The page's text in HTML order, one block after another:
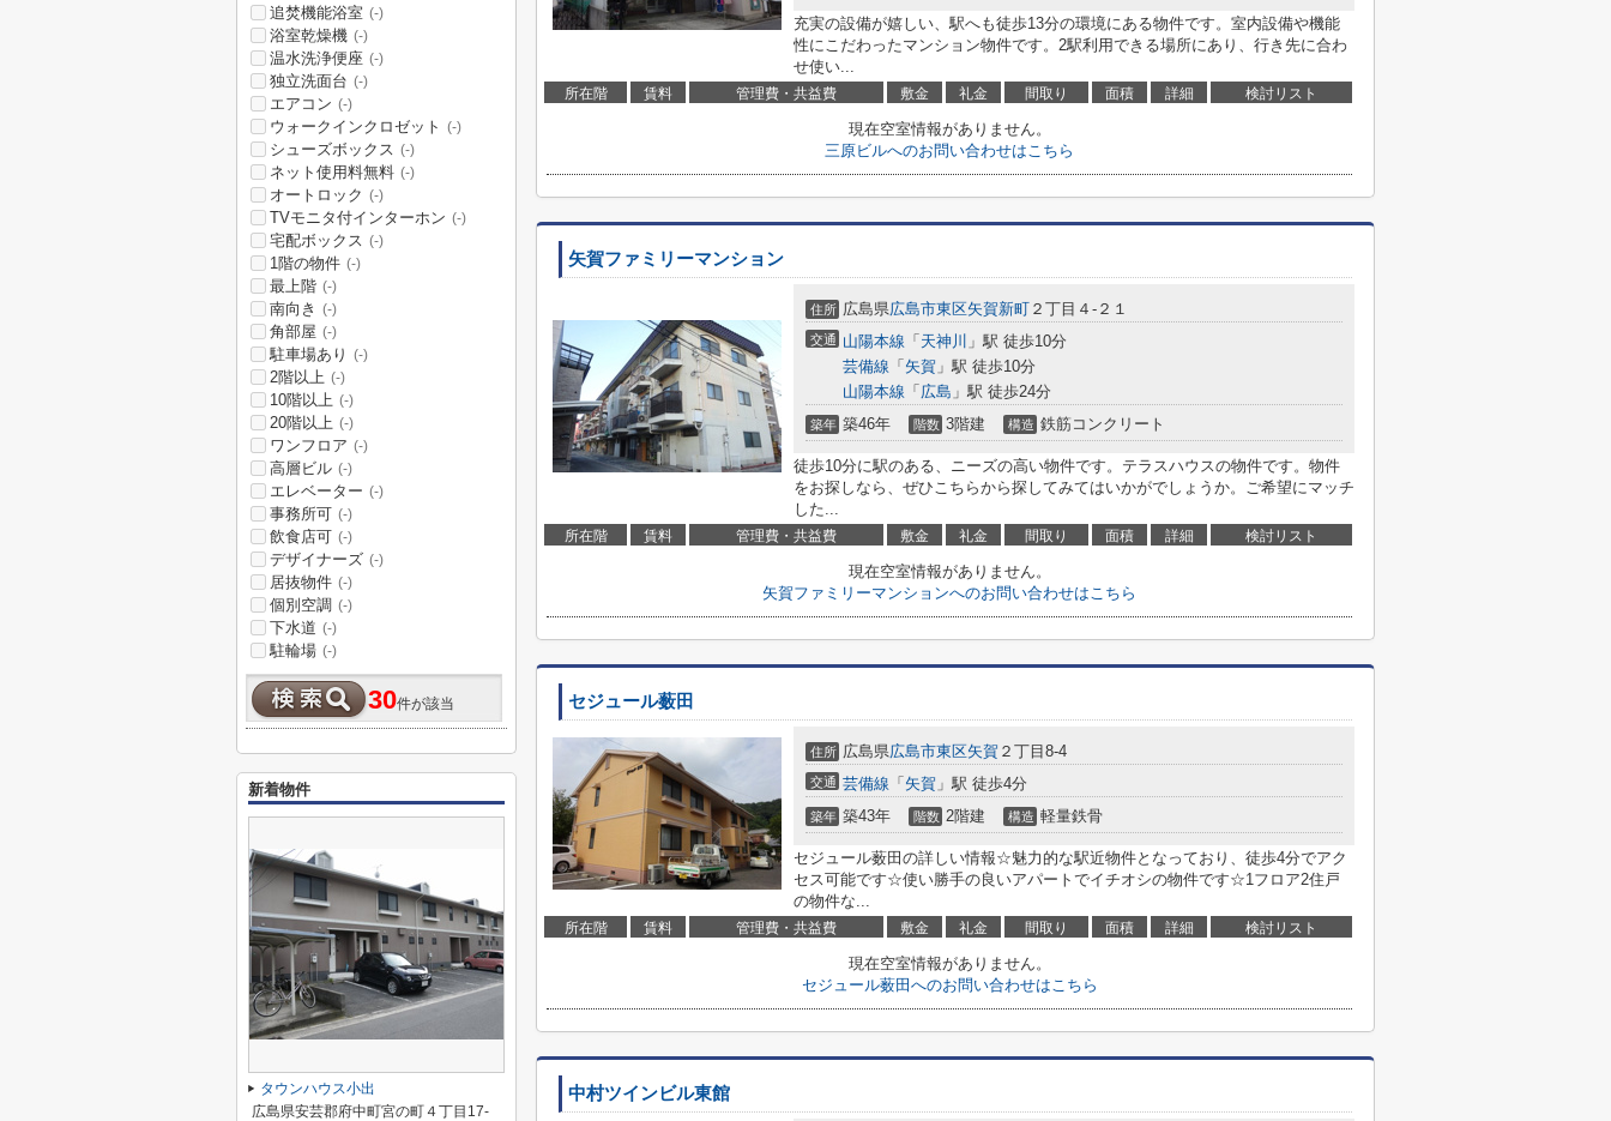
充実の設備が嬉しい、駅へも徒歩13分の環境にある物件です。室内設備や機能
性にこだわったマンション物件です。2駅利用できる場所にあり、行き先に合わ
せ使い...
所在階 賃料 管理費・共益費 敷金 礼金 間取り 面積 詳細 検討リスト
現在空室情報がありません。
三原ビルへのお問い合わせはこちら
矢賀ファミリーマンション
住所 広島県広島市東区矢賀新町 ２丁目４-２１
交通 山陽本線 「 天神川 」駅 徒歩10分
芸備線 「 矢賀 」駅 徒歩10分
山陽本線 「 広島 」駅 徒歩24分
築年 築46年 階数 3階建 構造 鉄筋コンクリート
徒歩10分に駅のある、ニーズの高い物件です。テラスハウスの物件です。物件
をお探しなら、ぜひこちらから探してみてはいかがでしょうか。ご希望にマッチ
した...
所在階 賃料 管理費・共益費 敷金 礼金 間取り 面積 詳細 検討リスト
現在空室情報がありません。
矢賀ファミリーマンションへのお問い合わせはこちら
セジュール薮田
住所 広島県広島市東区矢賀 ２丁目8-4
交通 芸備線 「 矢賀 」駅 徒歩4分
築年 築43年 階数 2階建 構造 軽量鉄骨
セジュール薮田の詳しい情報☆魅力的な駅近物件となっており、徒歩4分でアク
セス可能です☆使い勝手の良いアパートでイチオシの物件です☆1フロア2住戸
の物件な...
所在階 賃料 管理費・共益費 敷金 礼金 間取り 面積 詳細 検討リスト
現在空室情報がありません。
セジュール薮田へのお問い合わせはこちら
中村ツインビル東館
追焚機能浴室 (-)
浴室乾燥機 (-)
温水洗浄便座 (-)
独立洗面台 (-)
エアコン (-)
ウォークインクロゼット (-)
シューズボックス (-)
ネット使用料無料 (-)
オートロック (-)
TVモニタ付インターホン (-)
宅配ボックス (-)
1階の物件 (-)
最上階 (-)
南向き (-)
角部屋 (-)
駐車場あり (-)
2階以上 (-)
10階以上 (-)
20階以上 (-)
ワンフロア (-)
高層ビル (-)
エレベーター (-)
事務所可 (-)
飲食店可 (-)
デザイナーズ (-)
居抜物件 (-)
個別空調 (-)
下水道 (-)
駐輪場 (-)
30件が該当
新着物件
タウンハウス小出
広島県安芸郡府中町宮の町４丁目17-